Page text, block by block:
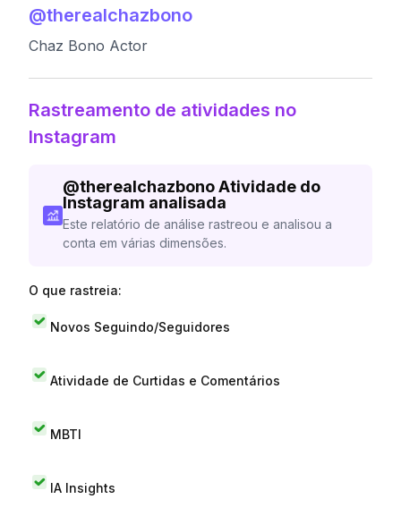
@therealchazbono
Chaz Bono Actor
Rastreamento de atividades no
Instagram
@therealchazbono Atividade do
Instagram analisada
Este relatório de análise rastreou e analisou a
conta em várias dimensões.
O que rastreia:
Novos Seguindo/Seguidores
Atividade de Curtidas e Comentários
MBTI
IA Insights